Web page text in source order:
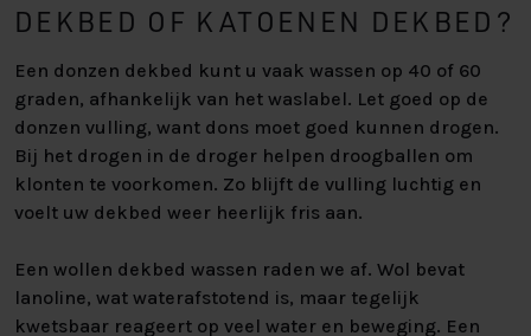
DEKBED OF KATOENEN DEKBED?
Een donzen dekbed kunt u vaak wassen op 40 of 60
graden, afhankelijk van het waslabel. Let goed op de
donzen vulling, want dons moet goed kunnen drogen.
Bij het drogen in de droger helpen droogballen om
klonten te voorkomen. Zo blijft de vulling luchtig en
voelt uw dekbed weer heerlijk fris aan.
Een wollen dekbed wassen raden we af. Wol bevat
lanoline, wat waterafstotend is, maar tegelijk
kwetsbaar reageert op veel water en beweging. Een